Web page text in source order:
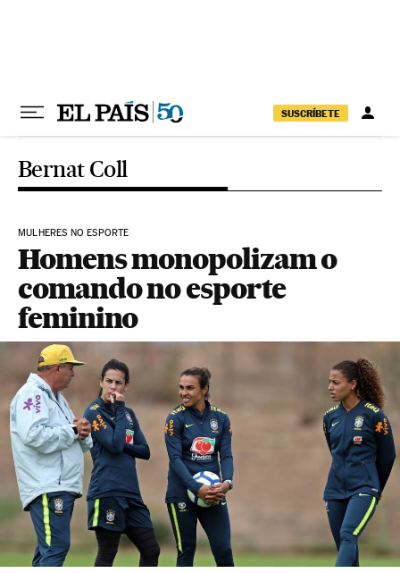
SUSCRÍBETE
Bernat Coll
MULHERES NO ESPORTE
Homens monopolizam o
comando no esporte
feminino